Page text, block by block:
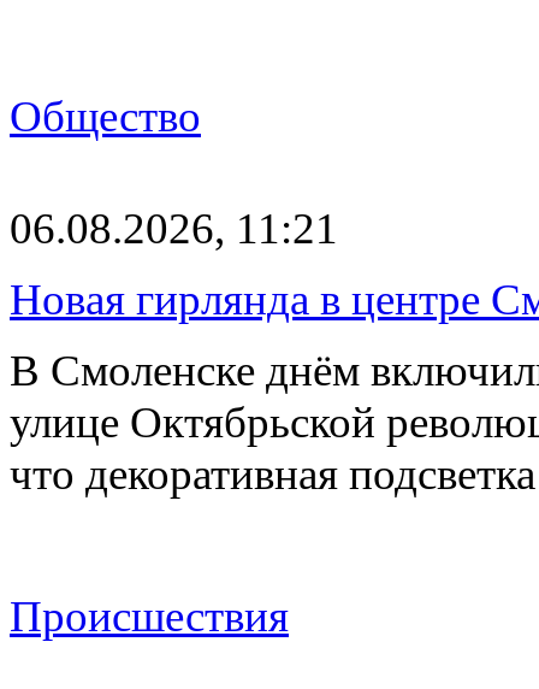
Общество
06.08.2026, 11:21
Новая гирлянда в центре
В Смоленске днём
улице Октябрьской
что декоративная
Происшествия